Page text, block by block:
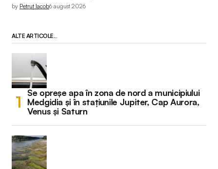
by Petruț Iacob6 august 2026
ALTE ARTICOLE...
Se opreșe apa în zona de nord a municipiului
Medgidia și în stațiunile Jupiter, Cap Aurora,
Venus și Saturn